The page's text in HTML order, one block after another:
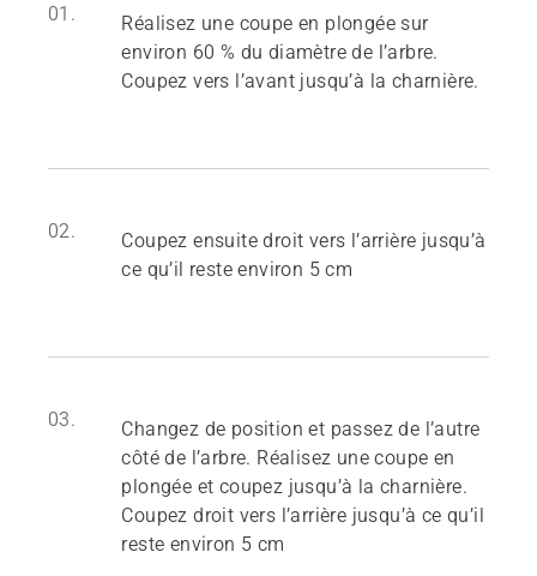
01.
Réalisez une coupe en plongée sur
environ 60 % du diamètre de l’arbre.
Coupez vers l’avant jusqu’à la charnière.
02.
Coupez ensuite droit vers l’arrière jusqu’à
ce qu’il reste environ 5 cm
03.
Changez de position et passez de l’autre
côté de l’arbre. Réalisez une coupe en
plongée et coupez jusqu’à la charnière.
Coupez droit vers l’arrière jusqu’à ce qu’il
reste environ 5 cm